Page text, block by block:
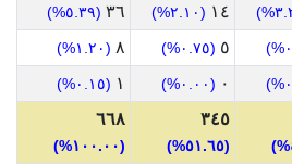
١٤ (٢.١٠%) ٣٦ (٥.٣٩%)
٥ (٠.٧٥%) ٨ (١.٢٠%)
٠ (٠.٠٠%) ١ (٠.١٥%)
٣٤٥
(٥١.٦٥%)
٦٦٨
(١٠٠.٠٠%)